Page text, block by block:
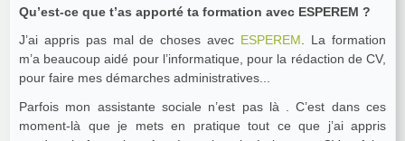
Qu’est-ce que t’as apporté ta formation avec ESPEREM ?
J’ai appris pas mal de choses avec ESPEREM. La formation
m’a beaucoup aidé pour l’informatique, pour la rédaction de CV,
pour faire mes démarches administratives...
Parfois mon assistante sociale n’est pas là . C’est dans ces
moment-là que je mets en pratique tout ce que j’ai appris